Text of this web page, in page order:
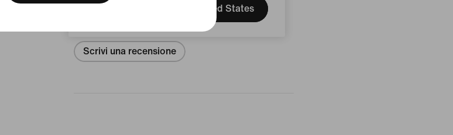
United States
Nessuna recensione
Scrivi una recensione